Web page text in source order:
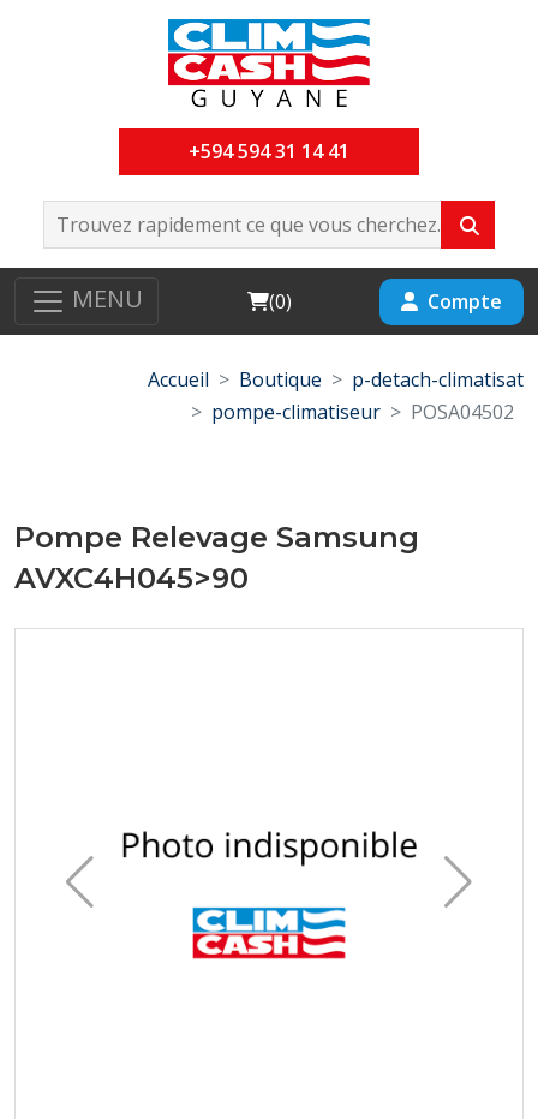
+594 594 31 14 41
MENU Cart
(0) Compte
Accueil Boutique
p-detach-climatisat
pompe-climatiseur
POSA04502
Pompe Relevage Samsung
AVXC4H045>90